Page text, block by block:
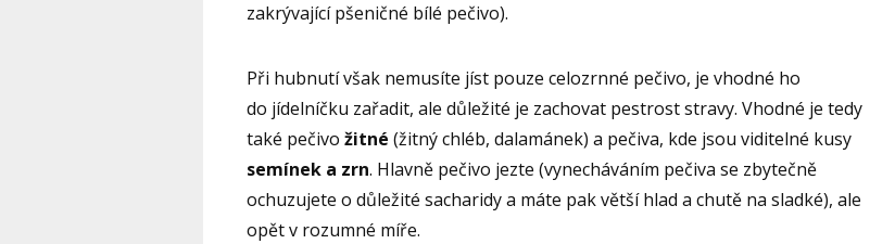
zakrývající pšeničné bílé pečivo).
Při hubnutí však nemusíte jíst pouze celozrnné pečivo, je vhodné ho
do jídelníčku zařadit, ale důležité je zachovat pestrost stravy. Vhodné je tedy
také pečivo žitné (žitný chléb, dalamánek) a pečiva, kde jsou viditelné kusy
semínek a zrn. Hlavně pečivo jezte (vynecháváním pečiva se zbytečně
ochuzujete o důležité sacharidy a máte pak větší hlad a chutě na sladké), ale
opět v rozumné míře.